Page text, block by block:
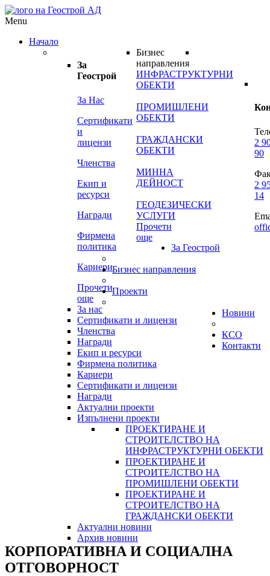
Menu
Начало
За
Геострой
За Нас
Сертификати
и
лицензи
Членства
Екип и
ресурси
Награди
Фирмена
политика
Кариери
Прочети
още
Бизнес
направления
ИНФРАСТРУКТУРНИ
ОБЕКТИ
ПРОМИШЛЕНИ
ОБЕКТИ
ГРАЖДАНСКИ
ОБЕКТИ
МИННА
ДЕЙНОСТ
ГЕОДЕЗИЧЕСКИ
УСЛУГИ
Прочети
още
2
90
2
14
За Геострой
За нас
Сертификати и лицензи
Членства
Награди
Екип и ресурси
Фирмена политика
Кариери
Сертификати и лицензи
Награди
Бизнес направления
Проекти
Актуални проекти
Изпълнени проекти
ПРОЕКТИРАНЕ И
СТРОИТЕЛСТВО НА
ИНФРАСТРУКТУРНИ ОБЕКТИ
ПРОЕКТИРАНЕ И
СТРОИТЕЛСТВО НА
ПРОМИШЛЕНИ ОБЕКТИ
ПРОЕКТИРАНЕ И
СТРОИТЕЛСТВО НА
ГРАЖДАНСКИ ОБЕКТИ
Новини
Актуални новини
Архив новини
КСО
Контакти
КОРПОРАТИВНА И СОЦИАЛНА
ОТГОВОРНОСТ